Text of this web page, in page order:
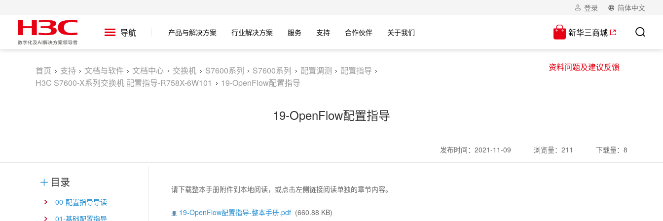
登录 简体中文
导航 产品与解决方案 行业解决方案 服务 支持 合作伙伴 关于我们 新华三商城
资料问题及建议反馈
首页 支持 文档与软件 文档中心 交换机 S7600系列 S7600系列 配置调测
配置指导
H3C S7600-X系列交换机 配置指导-R758X-6W101
19-OpenFlow配置指导
19-OpenFlow配置指导
发布时间： 2021-11-09 浏览量： 211 下载量： 8
目录
00-配置指导导读
01-基础配置指导
请下载整本手册附件到本地阅读，或点击左侧链接阅读单独的章节内容。
19-OpenFlow配置指导-整本手册.pdf (660.88 KB)